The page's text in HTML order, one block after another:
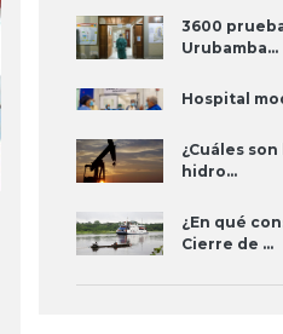
3600
Urubamba...
Hospital
¿Cuáles
hidro...
¿En qué
Cierre de ...